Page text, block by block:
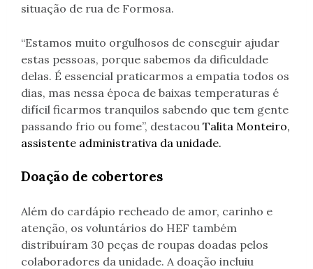
situação de rua de Formosa.
“Estamos muito orgulhosos de conseguir ajudar
estas pessoas, porque sabemos da dificuldade
delas. É essencial praticarmos a empatia todos os
dias, mas nessa época de baixas temperaturas é
difícil ficarmos tranquilos sabendo que tem gente
passando frio ou fome”, destacou Talita Monteiro,
assistente administrativa da unidade.
Doação de cobertores
Além do cardápio recheado de amor, carinho e
atenção, os voluntários do HEF também
distribuíram 30 peças de roupas doadas pelos
colaboradores da unidade. A doação incluiu